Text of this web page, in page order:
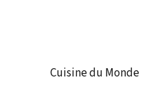
Cuisine du Monde